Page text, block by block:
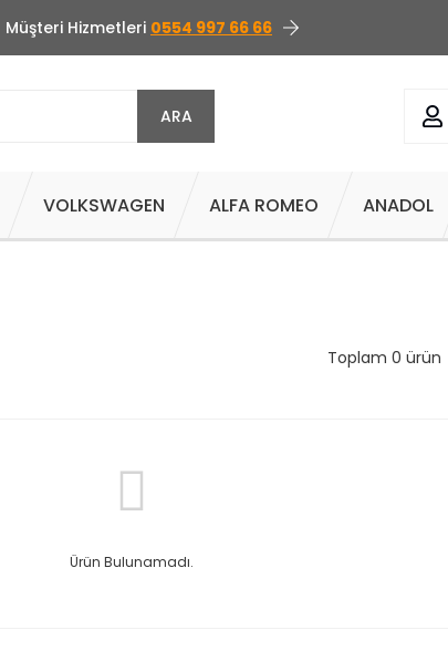
Müşteri Hizmetleri 0554 997 66 66
ARA
VOLKSWAGEN ALFA ROMEO ANADOL
Toplam 0 ürün
Ürün Bulunamadı.